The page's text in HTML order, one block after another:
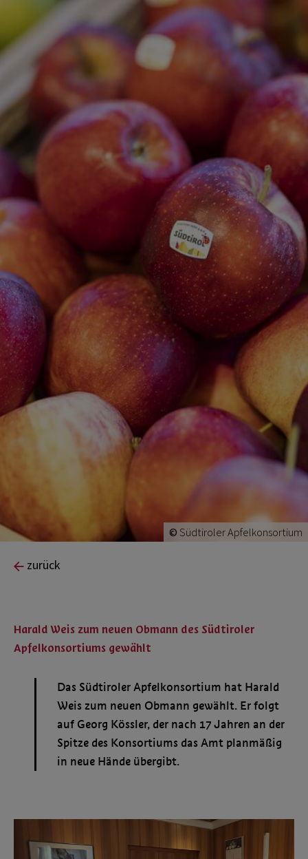
© Südtiroler Apfelkonsortium
zurück
Harald Weis zum neuen Obmann des Südtiroler
Apfelkonsortiums gewählt
Das Südtiroler Apfelkonsortium hat Harald
Weis zum neuen Obmann gewählt. Er folgt
auf Georg Kössler, der nach 17 Jahren an der
Spitze des Konsortiums das Amt planmäßig
in neue Hände übergibt.